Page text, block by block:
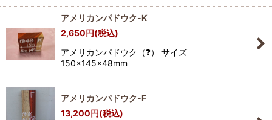
アメリカンパドウク-K
2,650円(税込)
アメリカンパドウク（❓） サイズ
150×145×48mm
アメリカンパドウク-F
13,200円(税込)